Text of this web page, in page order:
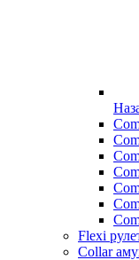
Flexi
Collar